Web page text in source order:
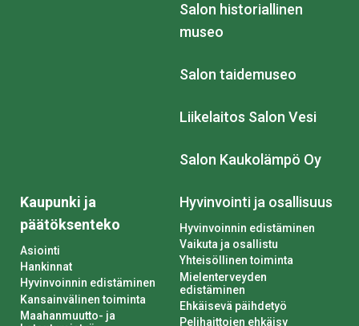
Salon historiallinen
museo
Salon taidemuseo
Liikelaitos Salon Vesi
Salon Kaukolämpö Oy
Kaupunki ja
päätöksenteko
Asiointi
Hankinnat
Hyvinvoinnin edistäminen
Kansainvälinen toiminta
Maahanmuutto- ja
Hyvinvointi ja osallisuus
Hyvinvoinnin edistäminen
Vaikuta ja osallistu
Yhteisöllinen toiminta
Mielenterveyden
edistäminen
Ehkäisevä päihdetyö
Pelihaittojen ehkäisy